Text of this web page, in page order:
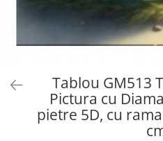
Tablou GM513
Pictura cu
pietre 5D, cu